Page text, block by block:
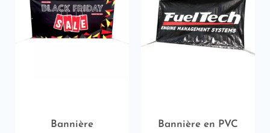
Bannière
Bannière en PVC